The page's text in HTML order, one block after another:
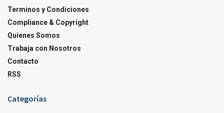
Terminos y Condiciones
Compliance & Copyright
Quienes Somos
Trabaja con Nosotros
Contacto
RSS
Categorías